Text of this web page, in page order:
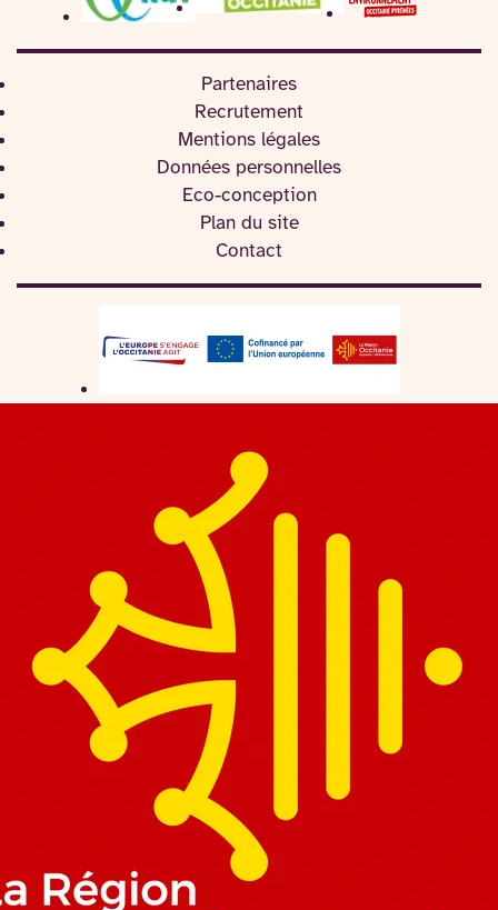
Partenaires
Recrutement
Mentions légales
Données personnelles
Eco-conception
Plan du site
Contact